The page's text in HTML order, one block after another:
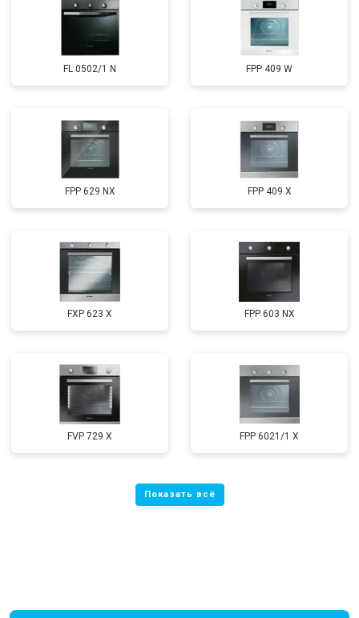
FL 0502/1 N FPP 409 W
FPP 629 NX FPP 409 X
FXP 623 X FPP 603 NX
FVP 729 X FPP 6021/1 X